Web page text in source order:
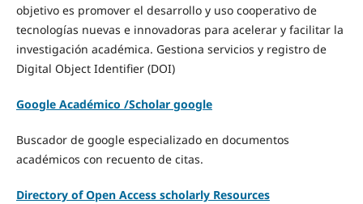
objetivo es promover el desarrollo y uso cooperativo de
tecnologías nuevas e innovadoras para acelerar y facilitar la
investigación académica. Gestiona servicios y registro de
Digital Object Identifier (DOI)
Google Académico /Scholar google
Buscador de google especializado en documentos
académicos con recuento de citas.
Directory of Open Access scholarly Resources